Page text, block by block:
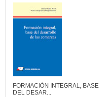
FORMACIÓN INTEGRAL, BASE
DEL DESAR...